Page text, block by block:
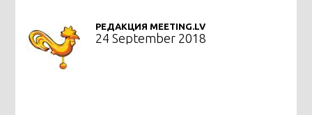
РЕДАКЦИЯ MEETING.LV
24 September 2018